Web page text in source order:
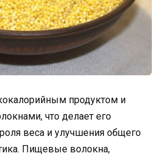
продуктом и
что делает его
веса и улучшения общего
Пищевые волокна,